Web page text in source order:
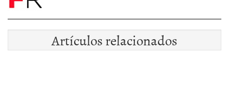
Artículos relacionados